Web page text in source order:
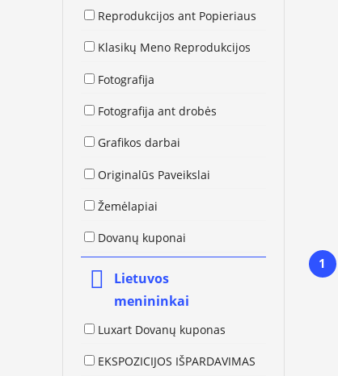
Reprodukcijos ant Popieriaus
Klasikų Meno Reprodukcijos
Fotografija
Fotografija ant drobės
Grafikos darbai
Originalūs Paveikslai
Žemėlapiai
Dovanų kuponai
Lietuvos
menininkai
Luxart Dovanų kuponas
EKSPOZICIJOS IŠPARDAVIMAS
1